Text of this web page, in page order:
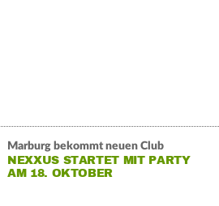
Marburg bekommt neuen Club
NEXXUS STARTET MIT PARTY
AM 18. OKTOBER